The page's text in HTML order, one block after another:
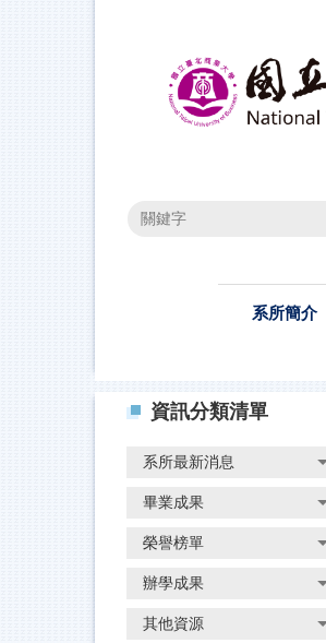
系所簡介
資訊分類清單
系所最新消息
畢業成果
榮譽榜單
辦學成果
其他資源